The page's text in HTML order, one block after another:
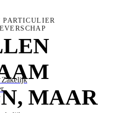
Zakelijk
MAAR